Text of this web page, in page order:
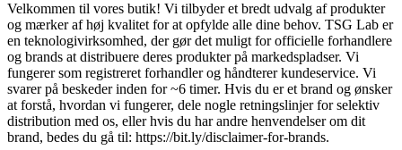
Velkommen til vores butik! Vi tilbyder et bredt udvalg af produkter
og mærker af høj kvalitet for at opfylde alle dine behov. TSG Lab er
en teknologivirksomhed, der gør det muligt for officielle forhandlere
og brands at distribuere deres produkter på markedspladser. Vi
fungerer som registreret forhandler og håndterer kundeservice. Vi
svarer på beskeder inden for ~6 timer. Hvis du er et brand og ønsker
at forstå, hvordan vi fungerer, dele nogle retningslinjer for selektiv
distribution med os, eller hvis du har andre henvendelser om dit
brand, bedes du gå til: https://bit.ly/disclaimer-for-brands.